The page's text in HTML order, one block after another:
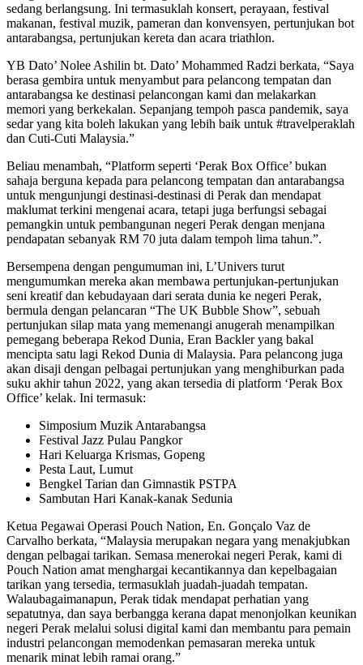
sedang berlangsung. Ini termasuklah konsert, perayaan, festival
makanan, festival muzik, pameran dan konvensyen, pertunjukan bot
antarabangsa, pertunjukan kereta dan acara triathlon.
YB Dato’ Nolee Ashilin bt. Dato’ Mohammed Radzi berkata, “Saya
berasa gembira untuk menyambut para pelancong tempatan dan
antarabangsa ke destinasi pelancongan kami dan melakarkan
memori yang berkekalan. Sepanjang tempoh pasca pandemik, saya
sedar yang kita boleh lakukan yang lebih baik untuk #travelperaklah
dan Cuti-Cuti Malaysia.”
Beliau menambah, “Platform seperti ‘Perak Box Office’ bukan
sahaja berguna kepada para pelancong tempatan dan antarabangsa
untuk mengunjungi destinasi-destinasi di Perak dan mendapat
maklumat terkini mengenai acara, tetapi juga berfungsi sebagai
pemangkin untuk pembangunan negeri Perak dengan menjana
pendapatan sebanyak RM 70 juta dalam tempoh lima tahun.”.
Bersempena dengan pengumuman ini, L’Univers turut
mengumumkan mereka akan membawa pertunjukan-pertunjukan
seni kreatif dan kebudayaan dari serata dunia ke negeri Perak,
bermula dengan pelancaran “The UK Bubble Show”, sebuah
pertunjukan silap mata yang memenangi anugerah menampilkan
pemegang beberapa Rekod Dunia, Eran Backler yang bakal
mencipta satu lagi Rekod Dunia di Malaysia. Para pelancong juga
akan disaji dengan pelbagai pertunjukan yang menghiburkan pada
suku akhir tahun 2022, yang akan tersedia di platform ‘Perak Box
Office’ kelak. Ini termasuk:
Simposium Muzik Antarabangsa
Festival Jazz Pulau Pangkor
Hari Keluarga Krismas, Gopeng
Pesta Laut, Lumut
Bengkel Tarian dan Gimnastik PSTPA
Sambutan Hari Kanak-kanak Sedunia
Ketua Pegawai Operasi Pouch Nation, En. Gonçalo Vaz de
Carvalho berkata, “Malaysia merupakan negara yang menakjubkan
dengan pelbagai tarikan. Semasa menerokai negeri Perak, kami di
Pouch Nation amat menghargai kecantikannya dan kepelbagaian
tarikan yang tersedia, termasuklah juadah-juadah tempatan.
Walaubagaimanapun, Perak tidak mendapat perhatian yang
sepatutnya, dan saya berbangga kerana dapat menonjolkan keunikan
negeri Perak melalui solusi digital kami dan membantu para pemain
industri pelancongan memodenkan pemasaran mereka untuk
menarik minat lebih ramai orang.”